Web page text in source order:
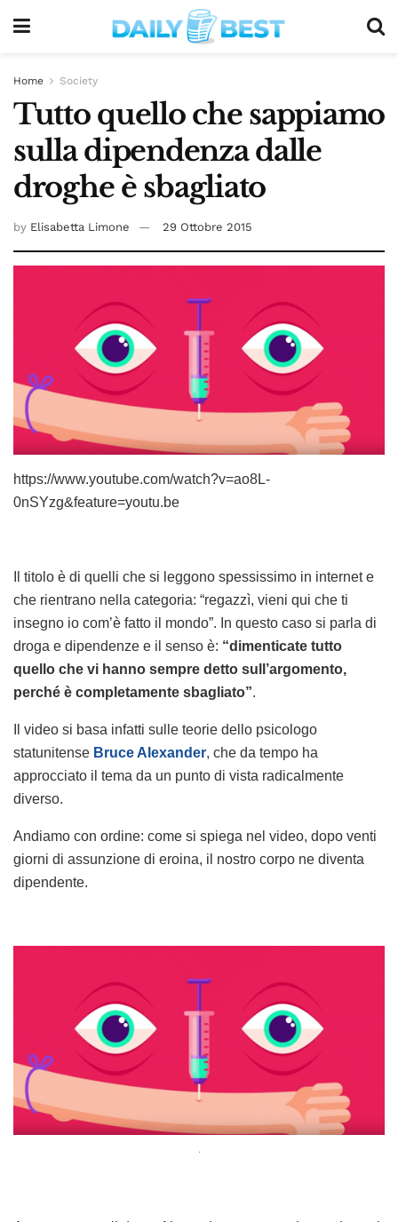
Home Society
Tutto quello che sappiamo
sulla dipendenza dalle
droghe è sbagliato
by Elisabetta Limone 29 Ottobre 2015
https://www.youtube.com/watch?v=ao8L-
0nSYzg&feature=youtu.be
Il titolo è di quelli che si leggono spessissimo in internet e
che rientrano nella categoria: “regazzì, vieni qui che ti
insegno io com’è fatto il mondo”. In questo caso si parla di
droga e dipendenze e il senso è: “dimenticate tutto
quello che vi hanno sempre detto sull’argomento,
perché è completamente sbagliato”.
Il video si basa infatti sulle teorie dello psicologo
statunitense Bruce Alexander, che da tempo ha
approcciato il tema da un punto di vista radicalmente
diverso.
Andiamo con ordine: come si spiega nel video, dopo venti
giorni di assunzione di eroina, il nostro corpo ne diventa
dipendente.
.